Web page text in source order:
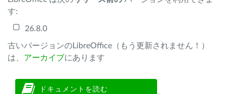
す:
26.8.0
古いバージョンのLibreOffice（もう更新されません！）
は、 アーカイブにあります
ドキュメントを読む